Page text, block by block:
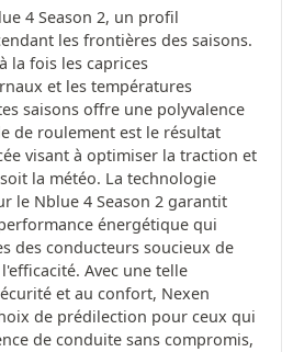
4 Season 2, un profil
les frontières des saisons.
la fois les caprices
et les températures
saisons offre une polyvalence
de roulement est le résultat
visant à optimiser la traction et
la météo. La technologie
le Nblue 4 Season 2 garantit
énergétique qui
des conducteurs soucieux de
Avec une telle
et au confort, Nexen
de prédilection pour ceux qui
de conduite sans compromis,